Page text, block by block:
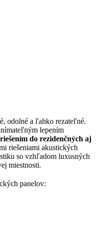
odolné a ľahko rezateľné.
lepením
do rezidenčných aj
riešeniami akustických
so vzhľadom luxusných
miestnosti.
panelov: